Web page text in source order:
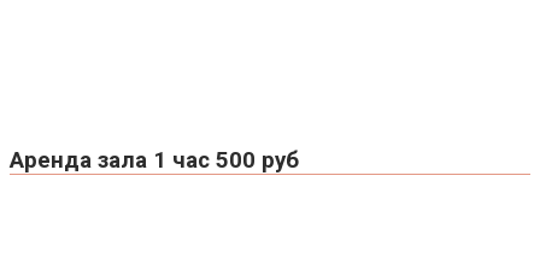
Аренда зала 1 час 500 руб